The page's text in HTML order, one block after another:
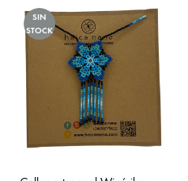
SIN
STOCK